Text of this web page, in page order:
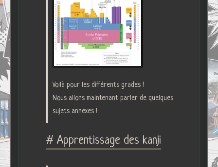
Voilà pour les différents grades !
Nous allons maintenant parler de quelques
sujets annexes !
# Apprentissage des kanji